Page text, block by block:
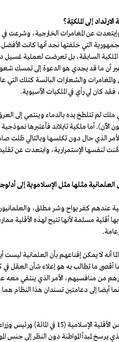
إلى الملكيّة؟
عن المغامرات الخارجية، وشرعت
التي خلفتها نجد أنها كانت
الملكية السابقة، بل تعرضت لعملية غسيل
غير أن ما قد يجدي هو الدعوة إلى تمسك
والشعارات البائسة كتلك التي
كان لي رأي في الملكيات الآسيوية.
ملك لم تتلطخ يده بالدماء وينتمي إلى
الآن). أما ملكية تايلاند فأعتبرها
الذي حال دون تكلسها وبالتالي ظلت
لنفسها الإستمرارية، وابتعدت عن
مثلها مثل الإسلاموية إلى
عندهم كفر بواح وشر مطلق،
مسلمة لأنها تتيح لهذه الأقلية
أنه لا يمكن إقناعهم بأن العلمانية ليست
ما تطالب به هو إعلاء شأن العقل في
من منافسيهم، الأمر الذي ينتفي معه
أيضا إلى دعامتين تسندان هذا النظام هما
ولا أعتقد انه هناك بلد في هذا العالم غير الهند، سمحت غالبتها الهندوسية (80 في المائة) بأن يحكمها رئيس
سر وعظمة النظام العلماني الذي يرسخ لمبدأ المواطنة دون النظر